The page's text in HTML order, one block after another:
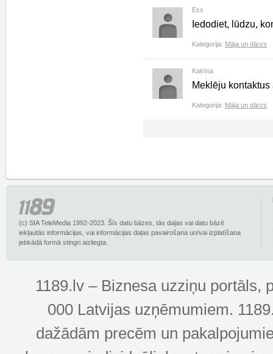
Ess
Iedodiet, lūdzu,
Kategorija: Māja un dārzs
Katrīna
Meklēju
Kategorija: Māja un dārzs
(c) SIA TeleMedia 1992-2023. Šīs datu bāzes, tās daļas vai datu bāzē
iekļautās informācijas, vai informācijas daļas pavairošana un/vai izplatīšana
jebkādā formā stingri aizliegta.
1189.lv – Biznesa uzziņu portāls,
000 Latvijas uzņēmumiem.
dažādām precēm un